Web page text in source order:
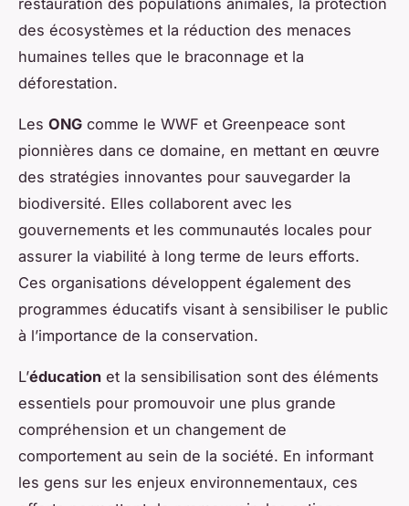
des écosystèmes et la réduction des menaces
humaines telles que le braconnage et la
déforestation.
Les ONG comme le WWF et Greenpeace sont
pionnières dans ce domaine, en mettant en œuvre
des stratégies innovantes pour sauvegarder la
biodiversité. Elles collaborent avec les
gouvernements et les communautés locales pour
assurer la viabilité à long terme de leurs efforts.
Ces organisations développent également des
programmes éducatifs visant à sensibiliser le public
à l’importance de la conservation.
L’éducation et la sensibilisation sont des éléments
essentiels pour promouvoir une plus grande
compréhension et un changement de
comportement au sein de la société. En informant
les gens sur les enjeux environnementaux, ces